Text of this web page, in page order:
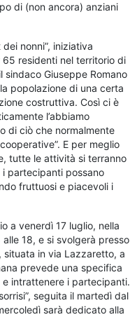
di (non ancora) anziani
nonni”, iniziativa
residenti nel territorio di
sindaco Giuseppe Romano
popolazione di una certa
costruttiva. Così ci è
l’abbiamo
di ciò che normalmente
E per meglio
tutte le attività si terranno
partecipanti possano
fruttuosi e piacevoli i
a venerdì 17 luglio, nella
18, e si svolgerà presso
situata in via Lazzaretto, a
prevede una specifica
intrattenere i partecipanti.
seguita il martedì dal
sarà dedicato alla